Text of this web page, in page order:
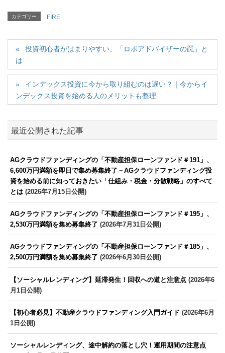
カテゴリー FIRE
投資初心者がはまりやすい、「ロボアドバイザーの罠」と
は
インデックス投資に今から取り組むのは遅い？｜今からイ
ンデックス投資を始める人のメリットも整理
最近公開された記事
AGクラウドファンディングの「不動産担保ローンファンド＃191」、
6,600万円満額を即日で集め募集終了－AGクラウドファンディング投
資を始める前に知っておきたい「仕組み・税金・分散戦略」のすべて
とは (2026年7月15日公開)
AGクラウドファンディングの「不動産担保ローンファンド＃195」、
2,530万円満額を集め募集終了 (2026年7月31日公開)
AGクラウドファンディングの「不動産担保ローンファンド＃185」、
2,500万円満額を集め募集終了 (2026年6月30日公開)
【ソーシャルレンディング】延滞発生！回収への道と注意点 (2026年6
月1日公開)
【初心者必見】不動産クラウドファンディング入門ガイド (2026年6月
1日公開)
ソーシャルレンディング、途中解約の落とし穴！運用期間の注意点